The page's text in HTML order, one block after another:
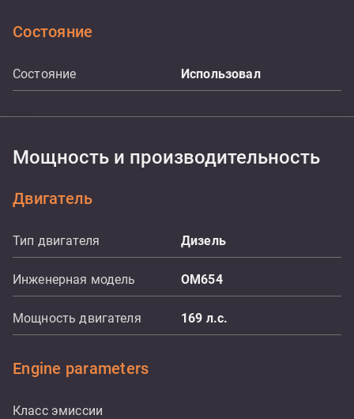
Состояние
Состояние Использовал
Мощность и производительность
Двигатель
Тип двигателя Дизель
Инженерная модель OM654
Мощность двигателя 169 л.с.
Engine parameters
Класс эмиссии